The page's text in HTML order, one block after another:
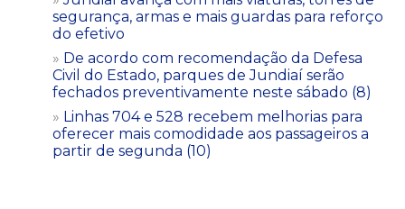
segurança, armas e mais guardas para reforço
do efetivo
De acordo com recomendação da Defesa
Civil do Estado, parques de Jundiaí serão
fechados preventivamente neste sábado (8)
Linhas 704 e 528 recebem melhorias para
oferecer mais comodidade aos passageiros a
partir de segunda (10)